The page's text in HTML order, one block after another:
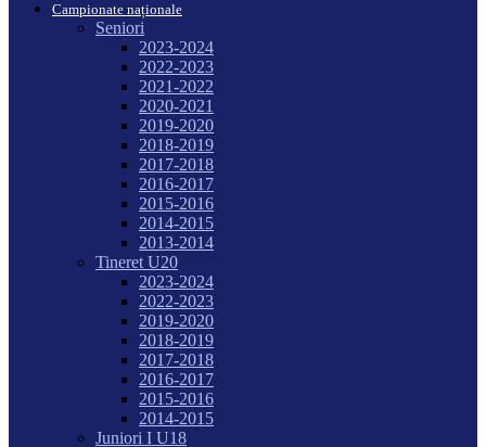
Campionate naționale
Seniori
2023-2024
2022-2023
2021-2022
2020-2021
2019-2020
2018-2019
2017-2018
2016-2017
2015-2016
2014-2015
2013-2014
Tineret U20
2023-2024
2022-2023
2019-2020
2018-2019
2017-2018
2016-2017
2015-2016
2014-2015
Juniori I U18